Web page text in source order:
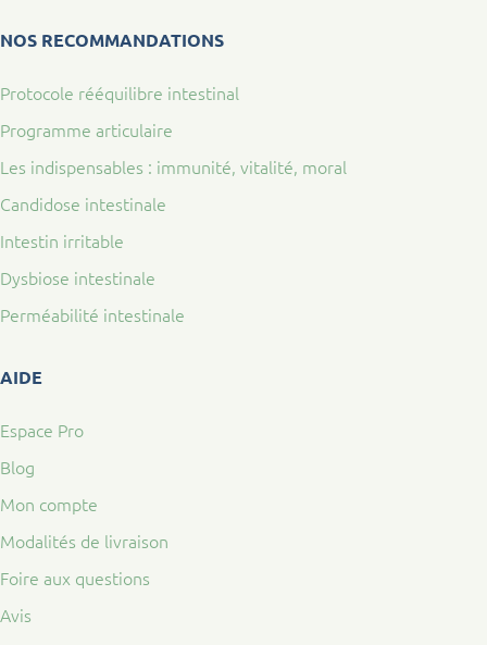
NOS RECOMMANDATIONS
Protocole rééquilibre intestinal
Programme articulaire
Les indispensables : immunité, vitalité, moral
Candidose intestinale
Intestin irritable
Dysbiose intestinale
Perméabilité intestinale
AIDE
Espace Pro
Blog
Mon compte
Modalités de livraison
Foire aux questions
Avis